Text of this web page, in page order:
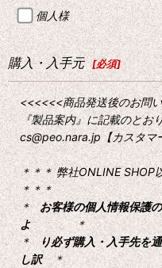
個人様
購入・入手元 [必須]
<<<<<<商品発送後のお問
『製品案内』に記載のとお
cs@peo.nara.jp【カスタマ
＊＊＊ 弊社ONLINE
＊＊＊
＊お客様の個人情報保護
よ＊
＊り必ず購入・入手先を
し訳＊